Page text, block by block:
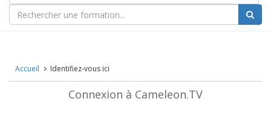
Accueil Identifiez-vous ici
Connexion à Cameleon.TV